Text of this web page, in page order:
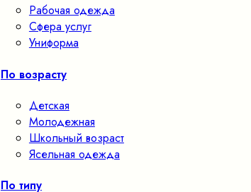
Рабочая одежда
Сфера услуг
Униформа
По возрасту
Детская
Молодежная
Школьный возраст
Ясельная одежда
По типу